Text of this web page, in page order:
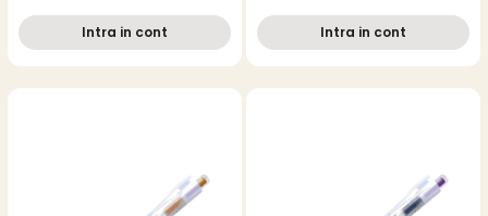
Intra in cont Intra in cont